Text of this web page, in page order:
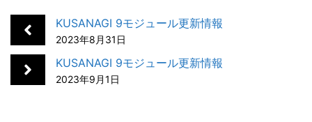
o
e
d
I
n
n
a
e
l
KUSANAGI 9モジュール更新情報
2023年8月31日
KUSANAGI 9モジュール更新情報
2023年9月1日